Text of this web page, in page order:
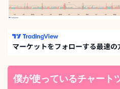
僕が使っているチャー